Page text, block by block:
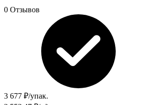
0 Отзывов
3 677 ₽/упак.